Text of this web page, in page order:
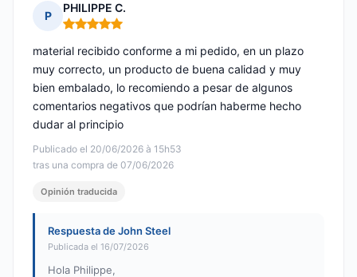
P
PHILIPPE C.
Nota: 5 de 5
Publicado el 20/06/2026 à 15h53
tras una compra de 07/06/2026
material recibido conforme a mi pedido, en un plazo
muy correcto, un producto de buena calidad y muy
bien embalado, lo recomiendo a pesar de algunos
comentarios negativos que podrían haberme hecho
dudar al principio
Opinión traducida
Respuesta de John Steel
Publicada el 16/07/2026
Hola Philippe,